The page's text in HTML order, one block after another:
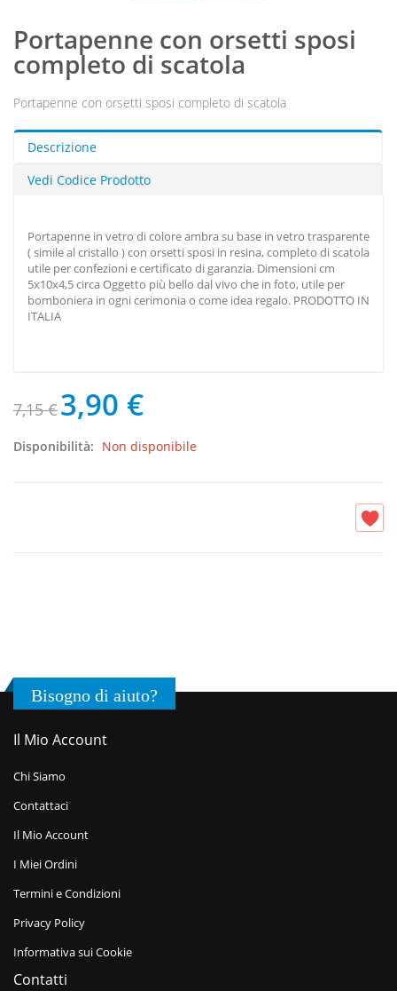
Portapenne con orsetti sposi
completo di scatola
Portapenne con orsetti sposi completo di scatola
Descrizione
Vedi Codice Prodotto
Portapenne in vetro di colore ambra su base in vetro trasparente
( simile al cristallo ) con orsetti sposi in resina, completo di scatola
utile per confezioni e certificato di garanzia. Dimensioni cm
5x10x4,5 circa Oggetto più bello dal vivo che in foto, utile per
bomboniera in ogni cerimonia o come idea regalo. PRODOTTO IN
ITALIA
7,15 €3,90 €
Disponibilità: Non disponibile
Bisogno di aiuto?
Il Mio Account
Chi Siamo
Contattaci
Il Mio Account
I Miei Ordini
Termini e Condizioni
Privacy Policy
Informativa sui Cookie
Contatti